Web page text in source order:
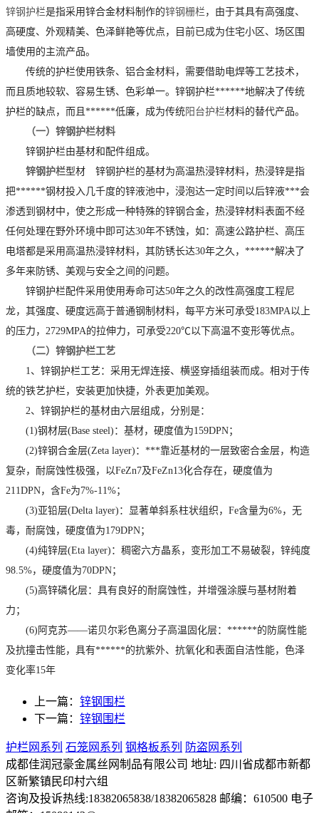
锌钢护栏是指采用锌合金材料制作的锌钢栅栏 ，由于其具有高强度、
高硬度、外观精美、色泽鲜艳等优点，目前已成为住宅小区、场区围
墙使用的主流产品。
传统的护栏使用铁条、铝合金材料，需要借助电焊等工艺技术，
而且质地较软、容易生锈、色彩单一。锌钢护栏******地解决了传统
护栏的缺点，而且******低廉，成为传统阳台护栏材料的替代产品。
（一）锌钢护栏材料
锌钢护栏由基材和配件组成。
锌钢护栏型材 锌钢护栏的基材为高温热浸锌材料，热浸锌是指
把******钢材投入几千度的锌液池中，浸泡达一定时间以后锌液***会
渗透到钢材中，使之形成一种特殊的锌钢合金，热浸锌材料表面不经
任何处理在野外环境中即可达30年不锈蚀，如：高速公路护栏、高压
电塔都是采用高温热浸锌材料，其防锈长达30年之久，******解决了
多年来防锈、美观与安全之间的问题。
锌钢护栏配件采用使用寿命可达50年之久的改性高强度工程尼
龙，其强度、硬度远高于普通钢制材料，每平方米可承受183MPA以上
的压力，2729MPA的拉伸力，可承受220℃以下高温不变形等优点。
（二）锌钢护栏工艺
1、锌钢护栏工艺：采用无焊连接、横竖穿插组装而成。相对于传
统的铁艺护栏，安装更加快捷，外表更加美观。
2、锌钢护栏的基材由六层组成，分别是：
(1)钢材层(Base steel)：基材，硬度值为159DPN；
(2)锌钢合金层(Zeta layer)：***靠近基材的一层致密合金层，构造
复杂，耐腐蚀性极强，以FeZn7及FeZn13化合存在，硬度值为
211DPN，含Fe为7%-11%；
(3)亚铅层(Delta layer)：显著单斜系柱状组织，Fe含量为6%，无
毒，耐腐蚀，硬度值为179DPN；
(4)纯锌层(Eta layer)：稠密六方晶系，变形加工不易破裂，锌纯度
98.5%，硬度值为70DPN；
(5)高锌磷化层：具有良好的耐腐蚀性，并增强涂膜与基材附着
力；
(6)阿克苏——诺贝尔彩色离分子高温固化层：******的防腐性能
及抗撞击性能，具有******的抗紫外、抗氧化和表面自洁性能，色泽
变化率15年
上一篇： 锌钢围栏
下一篇： 锌钢围栏
护栏网系列 石笼网系列 钢格板系列
防盗网系列
成都佳润冠豪金属丝网制品有限公司 地址: 四川省成都市新都
区新繁镇民印村六组
咨询及投诉热线:18382065838/18382065828 邮编：610500 电子